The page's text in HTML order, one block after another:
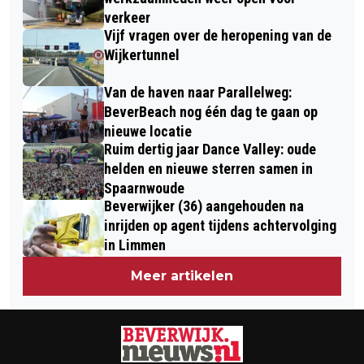
ZÓMAAR!verkeer
Vijf vragen over de heropening van de
Wijkertunnel
Van de haven naar Parallelweg:
BeverBeach nog één dag te gaan op
nieuwe locatie
Ruim dertig jaar Dance Valley: oude
helden en nieuwe sterren samen in
Spaarnwoude
Beverwijker (36) aangehouden na
inrijden op agent tijdens achtervolging
in Limmen
Meer artikelen